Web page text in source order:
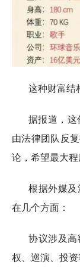
这种财富结
据报道，这
由法律团队反
论，希望最大程
根据外媒
在几个方面：
协议涉及
权、巡演、投资